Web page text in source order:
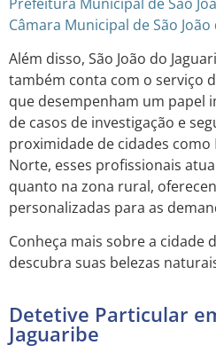
Câmara Municipal de São
Além disso, São João do
também conta com o serviço
que desempenham um papel
de casos de investigação e
proximidade de cidades como
Norte, esses profissionais
quanto na zona rural,
personalizadas para as
Conheça mais sobre a cidade
descubra suas belezas
Detetive Particular
Jaguaribe